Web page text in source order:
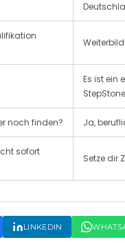
Es ist ein
noch finden? Ja,
sofort
Setze dir
LINKEDIN